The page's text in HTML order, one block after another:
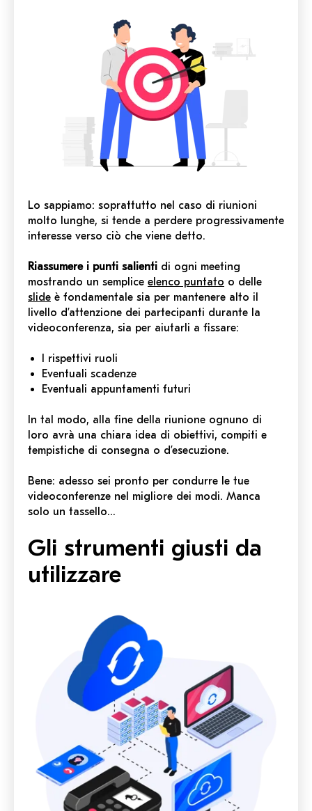
Lo sappiamo: soprattutto nel caso di riunioni
molto lunghe, si tende a perdere progressivamente
interesse verso ciò che viene detto.
Riassumere i punti salienti di ogni meeting
mostrando un semplice elenco puntato o delle
slide è fondamentale sia per mantenere alto il
livello d’attenzione dei partecipanti durante la
videoconferenza, sia per aiutarli a fissare:
I rispettivi ruoli
Eventuali scadenze
Eventuali appuntamenti futuri
In tal modo, alla fine della riunione ognuno di
loro avrà una chiara idea di obiettivi, compiti e
tempistiche di consegna o d’esecuzione.
Bene: adesso sei pronto per condurre le tue
videoconferenze nel migliore dei modi. Manca
solo un tassello…
Gli strumenti giusti da
utilizzare